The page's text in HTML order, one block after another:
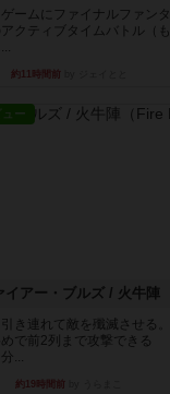
ームにファイナルファンタ
クティブタイムバトル（も
約11時間前
ュー
イアー・ブルズ / 火牛陣
き連れて敵を殲滅させる。
めで前2列まで攻撃できる
...
約19時間前